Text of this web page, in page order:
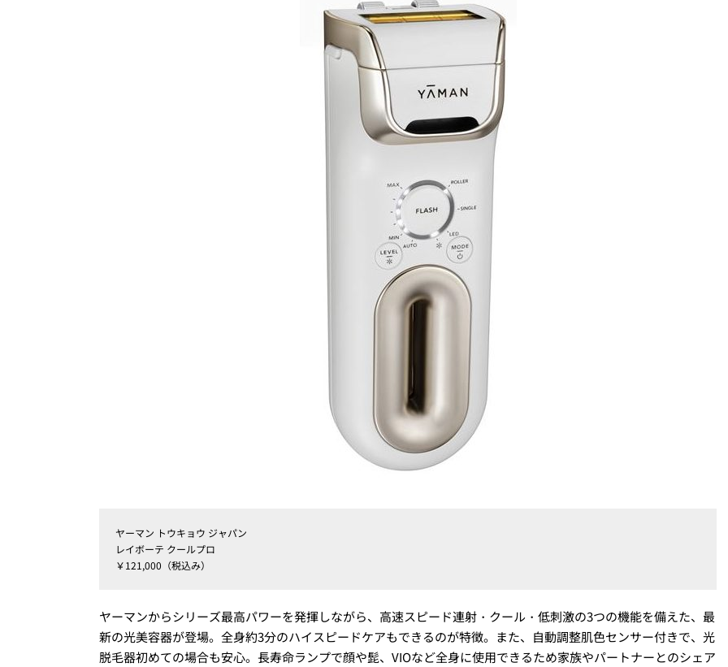
ヤーマン トウキョウ ジャパン
レイボーテ クールプロ
￥121,000（税込み）
ヤーマンからシリーズ最高パワーを発揮しながら、高速スピード連射・クール・低刺激の3つの機能を備えた、最
新の光美容器が登場。全身約3分のハイスピードケアもできるのが特徴。また、自動調整肌色センサー付きで、光
脱毛器初めての場合も安心。長寿命ランプで顔や髭、VIOなど全身に使用できるため家族やパートナーとのシェア